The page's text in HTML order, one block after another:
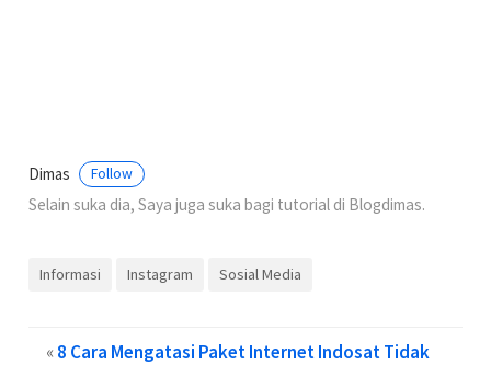
Dimas Follow
Selain suka dia, Saya juga suka bagi tutorial di Blogdimas.
Informasi Instagram Sosial Media
«8 Cara Mengatasi Paket Internet Indosat Tidak